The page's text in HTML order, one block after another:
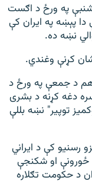
په ورځ د اګست
دا پېښه په ایران کې
نښه ده.
کړنې وغندي.
هم د جمعې په ورځ د
دغه کړنه د بشری
توپیر" نښه بللې
رسنیو کې د ایراني
کډوال د ځورونې او شکنجې
د حکومت تګلاره